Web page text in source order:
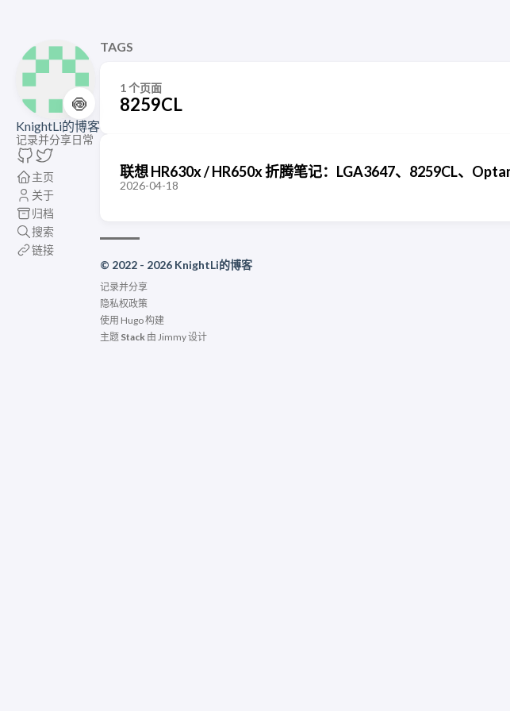
🍥
KnightLi的博客
记录并分享日常
主页
关于
归档
搜索
链接
TAGS
1 个页面
8259CL
联想 HR630x / HR650x 折腾笔记：LGA3647、8259CL、
2026-04-18
© 2022 - 2026 KnightLi的博客
记录并分享
隐私权政策
使用 Hugo构建
主题 Stack 由 Jimmy设计